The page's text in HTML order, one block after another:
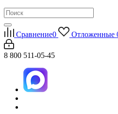
Сравнение0 Отложенные
8 800 511-05-45